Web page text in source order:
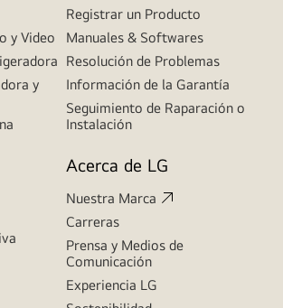
y Video
y
Registrar un Producto
Manuales & Softwares
Resolución de Problemas
Información de la Garantía
Seguimiento de Raparación o
Instalación
Acerca de LG
Nuestra Marca
Carreras
Prensa y Medios de
Comunicación
Experiencia LG